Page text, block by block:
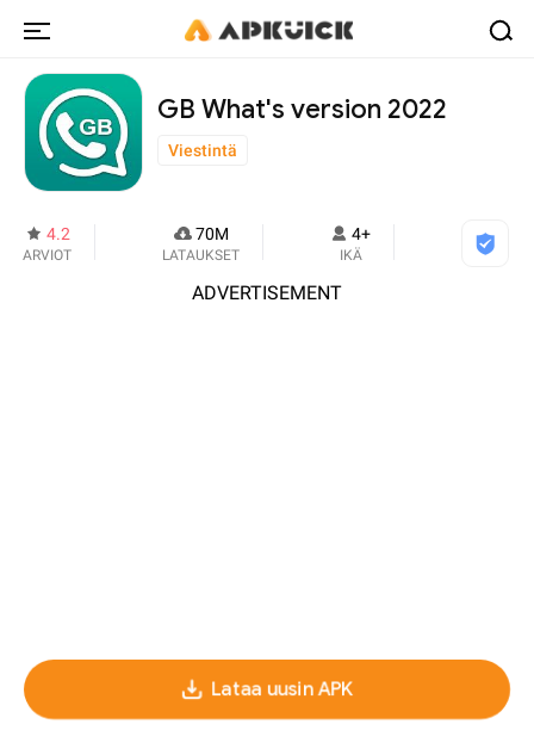
GB What's version 2022
Viestintä
4.2
ARVIOT
70M
LATAUKSET
4+
IKÄ
ADVERTISEMENT
Lataa uusin APK